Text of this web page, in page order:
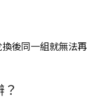
後同一組就無法再